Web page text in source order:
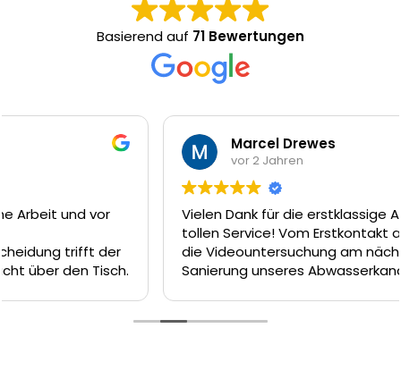
Basierend auf 71 Bewertungen
Marcel Drewes
Vielen Dank für die erstklassige Arbeit und den
tollen Service! Vom Erstkontakt am Telefon, über
die Videountersuchung am nächsten Tag und die
Sanierung unseres Abwasserkanal dank Inliner-
Technik am Tag darauf hätte es nicht besser
hat eine hervorragende Arbeit geleistet. Wir können